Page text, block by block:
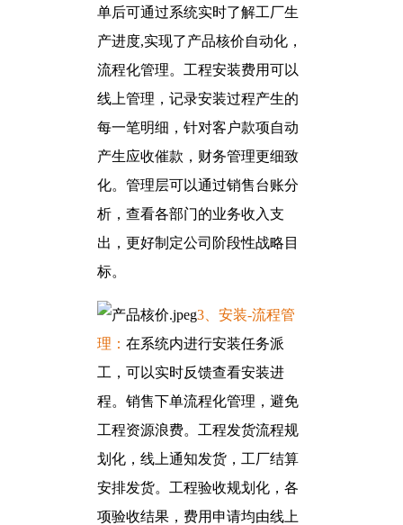
单后可通过系统实时了解工厂生
产进度,实现了产品核价自动化，
流程化管理。工程安装费用可以
线上管理，记录安装过程产生的
每一笔明细，针对客户款项自动
产生应收催款，财务管理更细致
化。管理层可以通过销售台账分
析，查看各部门的业务收入支
出，更好制定公司阶段性战略目
标。
3、安装-流程管
理： 在系统内进行安装任务派
工，可以实时反馈查看安装进
程。销售下单流程化管理，避免
工程资源浪费。工程发货流程规
划化，线上通知发货，工厂结算
安排发货。工程验收规划化，各
项验收结果，费用申请均由线上